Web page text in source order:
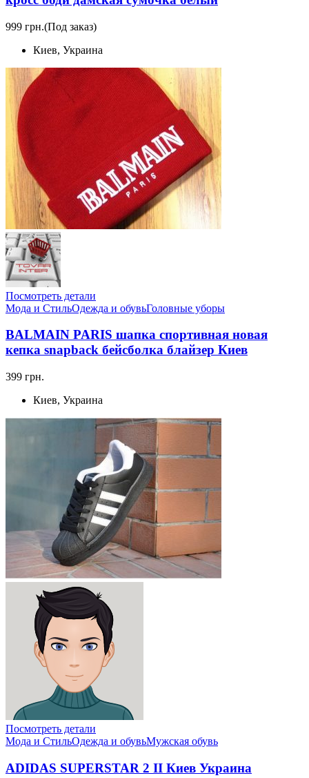
999 грн.(Под заказ)
Киев, Украина
Посмотреть детали
Мода и СтильОдежда и обувьГоловные уборы
BALMAIN PARIS шапка спортивная новая
кепка snapback бейсболка блайзер Киев
399 грн.
Киев, Украина
Посмотреть детали
Мода и СтильОдежда и обувьМужская обувь
ADIDAS SUPERSTAR 2 II Киев Украина